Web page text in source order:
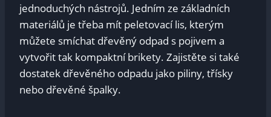
jednoduchých nástrojů. Jedním ze základních
materiálů je třeba mít peletovací lis, kterým
můžete smíchat dřevěný odpad s pojivem a
vytvořit tak kompaktní brikety. Zajistěte si také
dostatek dřevěného odpadu jako piliny, třísky
nebo dřevěné špalky.